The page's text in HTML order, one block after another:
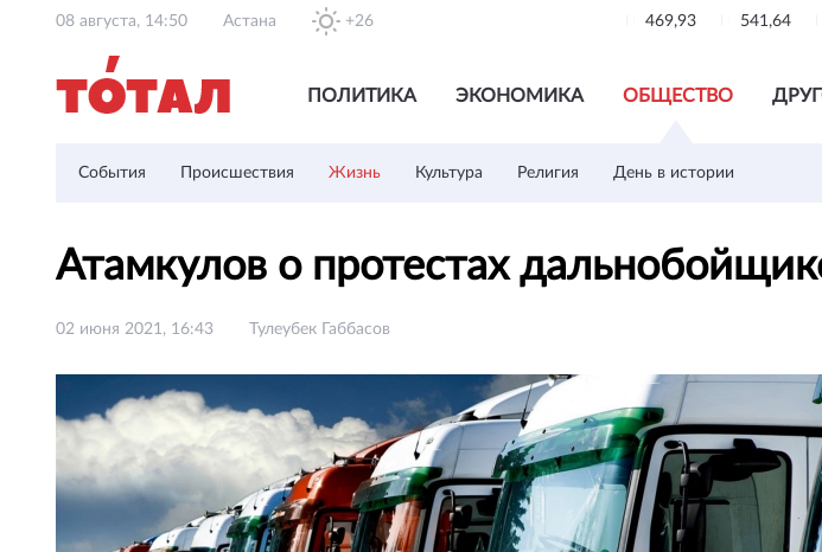
08 августа, 14:50 Астана +26 469,93 541,64
ПОЛИТИКА ЭКОНОМИКА ОБЩЕСТВО
События Происшествия Жизнь Культура Религия День в истории
Атамкулов о протестах
02 июня 2021, 16:43 Тулеубек Габбасов